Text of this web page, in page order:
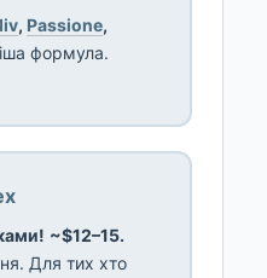
, Passione,
формула.
~$12–15.
Для тих хто